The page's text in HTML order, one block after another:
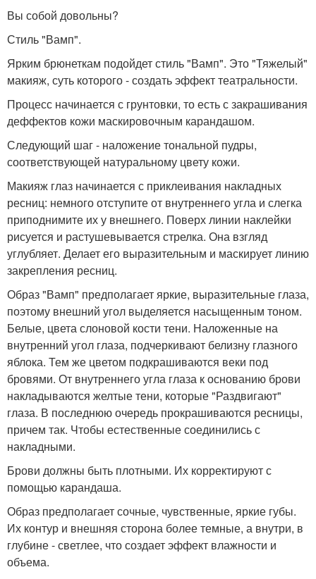
Вы собой довольны?
Стиль "Вамп".
Ярким брюнеткам подойдет стиль "Вамп". Это "Тяжелый"
макияж, суть которого - создать эффект театральности.
Процесс начинается с грунтовки, то есть с закрашивания
деффектов кожи маскировочным карандашом.
Следующий шаг - наложение тональной пудры,
соответствующей натуральному цвету кожи.
Макияж глаз начинается с приклеивания накладных
ресниц: немного отступите от внутреннего угла и слегка
приподнимите их у внешнего. Поверх линии наклейки
рисуется и растушевывается стрелка. Она взгляд
углубляет. Делает его выразительным и маскирует линию
закрепления ресниц.
Образ "Вамп" предполагает яркие, выразительные глаза,
поэтому внешний угол выделяется насыщенным тоном.
Белые, цвета слоновой кости тени. Наложенные на
внутренний угол глаза, подчеркивают белизну глазного
яблока. Тем же цветом подкрашиваются веки под
бровями. От внутреннего угла глаза к основанию брови
накладываются желтые тени, которые "Раздвигают"
глаза. В последнюю очередь прокрашиваются ресницы,
причем так. Чтобы естественные соединились с
накладными.
Брови должны быть плотными. Их корректируют с
помощью карандаша.
Образ предполагает сочные, чувственные, яркие губы.
Их контур и внешняя сторона более темные, а внутри, в
глубине - светлее, что создает эффект влажности и
объема.